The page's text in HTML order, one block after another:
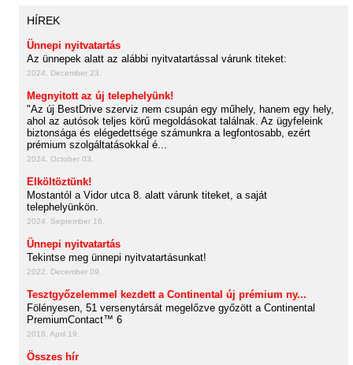
HÍREK
Ünnepi nyitvatartás
Az ünnepek alatt az alábbi nyitvatartással várunk titeket:
2024. December 23.
Megnyitott az új telephelyünk!
"Az új BestDrive szerviz nem csupán egy műhely, hanem egy hely,
ahol az autósok teljes körű megoldásokat találnak. Az ügyfeleink
biztonsága és elégedettsége számunkra a legfontosabb, ezért
prémium szolgáltatásokkal é...
2024. October 03.
Elköltöztünk!
Mostantól a Vidor utca 8. alatt várunk titeket, a saját
telephelyünkön.
2024. September 16.
Ünnepi nyitvatartás
Tekintse meg ünnepi nyitvatartásunkat!
2022. December 09.
Tesztgyőzelemmel kezdett a Continental új prémium ny...
Fölényesen, 51 versenytársát megelőzve győzött a Continental
PremiumContact™ 6
2018. April 19.
Összes hír